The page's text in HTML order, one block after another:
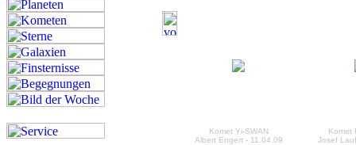
Komet Yi-SWAN
Albert Engert - 11.04.09
Komet
Josef